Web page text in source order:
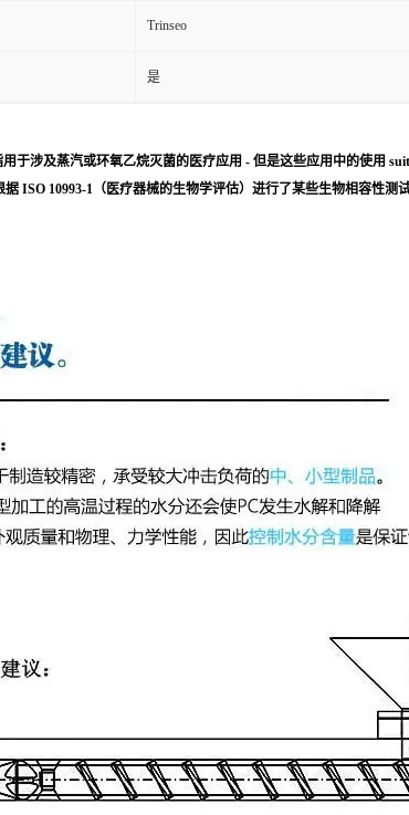
Trinseo
是
于涉及蒸汽或环氧乙烷灭菌的医疗应用 - 但是这些应用中的使用
ISO 10993-1（医疗器械的生物学评估）进行了某些生物相容性测